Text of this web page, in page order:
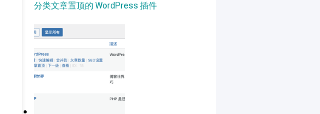
分类文章置顶的 WordPress 插件